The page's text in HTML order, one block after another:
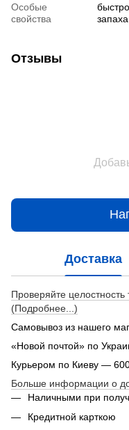
Особые
свойства
Отзывы
Доставка
Проверяйте
(Подробнее...)
Самовывоз из нашего
«Новой почтой» по
Курьером по Киеву — 600
Больше информации о
Наличными при
Кредитной карткою